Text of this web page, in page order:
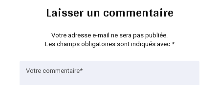
Laisser un commentaire
Votre adresse e-mail ne sera pas publiée.
Les champs obligatoires sont indiqués avec *